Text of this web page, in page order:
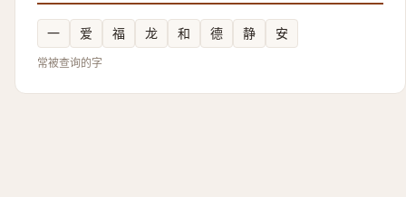
一 爱 福 龙 和 德 静 安
常被查询的字